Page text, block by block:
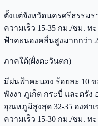
ตั้งแต่จังหวัดนครศรีธรรมร
ความเร็ว 15-35 กม./ชม.
ฟ้าคะนองคลื่นสูงมากกว่า
ภาคใต้(ฝั่งตะวันตก)
มีฝนฟ้าคะนอง ร้อยละ 10
พังงา ภูเก็ต กระบี่ และตรัง
อุณหภูมิสูงสุด 32-35 องศา
ความเร็ว 15-30 กม./ชม.